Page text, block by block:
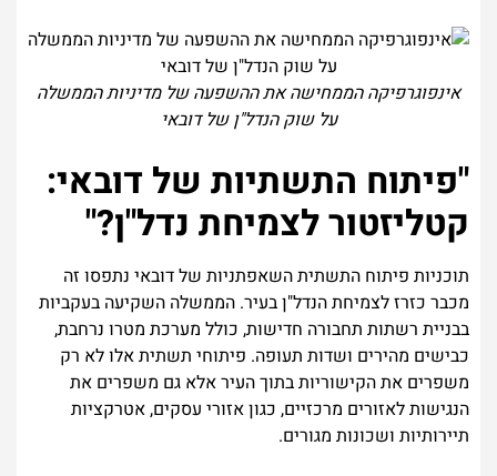
אינפוגרפיקה הממחישה את ההשפעה של מדיניות הממשלה
על שוק הנדל"ן של דובאי
"פיתוח התשתיות של דובאי:
קטליזטור לצמיחת נדל"ן?"
תוכניות פיתוח התשתית השאפתניות של דובאי נתפסו זה
מכבר כזרז לצמיחת הנדל"ן בעיר. הממשלה השקיעה בעקביות
בבניית רשתות תחבורה חדישות, כולל מערכת מטרו נרחבת,
כבישים מהירים ושדות תעופה. פיתוחי תשתית אלו לא רק
משפרים את הקישוריות בתוך העיר אלא גם משפרים את
הנגישות לאזורים מרכזיים, כגון אזורי עסקים, אטרקציות
תיירותיות ושכונות מגורים.